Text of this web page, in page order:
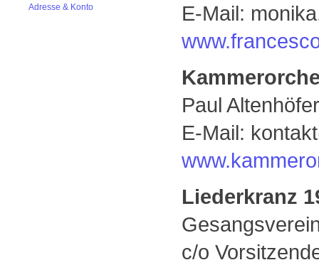
Adresse & Konto
E-Mail:
Paul Altenhöfer
E-Mail:
Liederkranz
c/o